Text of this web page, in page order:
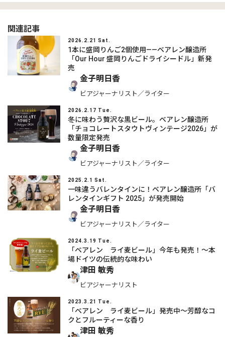
関連記事
2026.2.21 Sat.
1本に盛岡りんご2個使用——ベアレン醸造所
「Our Hour 盛岡りんごドライシードル」新発
売
金子明日香
ビアジャーナリスト／ライター
2026.2.17 Tue.
冬に味わう贅沢な黒ビール。ベアレン醸造所
「チョコレートスタウトヴィンテージ2026」が
数量限定発売
金子明日香
ビアジャーナリスト／ライター
2025.2.1 Sat.
一味違うバレンタインに！ベアレン醸造所「バ
レンタインギフト 2025」が発売開始
金子明日香
ビアジャーナリスト／ライター
2024.3.19 Tue.
「ベアレン ライ麦ビール」今年も発売！～本
場ドイツの伝統的な味わい
津田 敏秀
ビアジャーナリスト
2023.3.21 Tue.
「ベアレン ライ麦ビール」発売中～芳醇なコ
クとフルーティーな香り
津田 敏秀